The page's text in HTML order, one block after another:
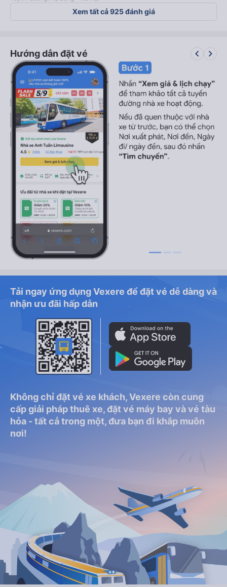
Xem tất cả 925 đánh giá
Hướng dẫn đặt vé keyboard_arrow_left keyboard_arrow_right
Tải ngay ứng dụng Vexere để đặt vé dễ dàng và
nhận ưu đãi hấp dẫn
Không chỉ đặt vé xe khách, Vexere còn cung
cấp giải pháp thuê xe, đặt vé máy bay và vé tàu
hỏa - tất cả trong một, đưa bạn đi khắp muôn
nơi!